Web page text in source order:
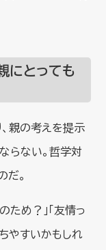
にとっても
親の考えを提示
らない。哲学対
だ。
ため？」「友情っ
やすいかもしれ